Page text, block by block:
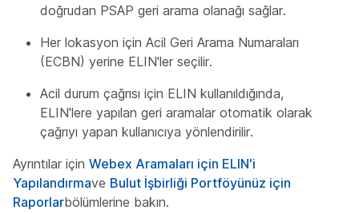
doğrudan PSAP geri arama olanağı sağlar.
Her lokasyon için Acil Geri Arama Numaraları
(ECBN) yerine ELIN'ler seçilir.
Acil durum çağrısı için ELIN kullanıldığında,
ELIN'lere yapılan geri aramalar otomatik olarak
çağrıyı yapan kullanıcıya yönlendirilir.
Ayrıntılar için Webex Aramaları için ELIN'i
Yapılandırmave Bulut İşbirliği Portföyünüz için
Raporlarbölümlerine bakın.